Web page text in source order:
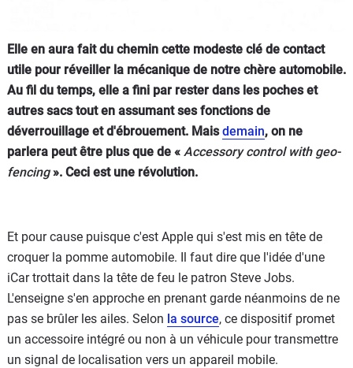
Elle en aura fait du chemin cette modeste clé de contact
utile pour réveiller la mécanique de notre chère automobile.
Au fil du temps, elle a fini par rester dans les poches et
autres sacs tout en assumant ses fonctions de
déverrouillage et d'ébrouement. Maisdemain, on ne
parlera peut être plus que de « Accessory control with geo-
fencing». Ceci est une révolution.
Et pour cause puisque c'est Apple qui s'est mis en tête de
croquer la pomme automobile. Il faut dire que l'idée d'une
iCar trottait dans la tête de feu le patron Steve Jobs.
L'enseigne s'en approche en prenant garde néanmoins de ne
pas se brûler les ailes. Selon la source, ce dispositif promet
un accessoire intégré ou non à un véhicule pour transmettre
un signal de localisation vers un appareil mobile.